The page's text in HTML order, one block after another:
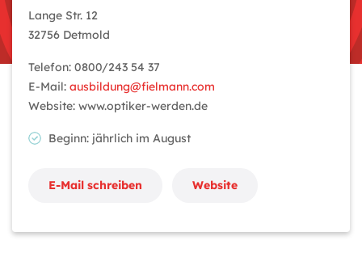
Lange Str. 12
32756 Detmold
Telefon: 0800/243 54 37
E-Mail: ausbildung@fielmann.com
Website: www.optiker-werden.de
Beginn: jährlich im August
E-Mail schreiben Website